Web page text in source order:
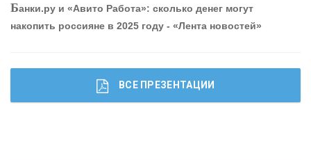
Банки.ру и «Авито Работа»: сколько денег могут
накопить россияне в 2025 году - «Лента новостей»
ВСЕ ПРЕЗЕНТАЦИИ